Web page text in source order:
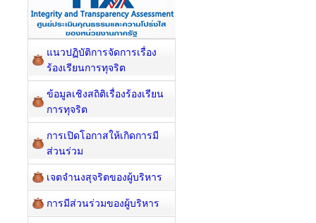
แนวปฏิบัติการจัดการเรื่อง
ร้องเรียนการทุจริต
ข้อมูลเชิงสถิติเรื่องร้องเรียน
การทุจริต
การเปิดโอกาสให้เกิดการมี
ส่วนร่วม
เจตจำนงสุจริตของผู้บริหาร
การมีส่วนร่วมของผู้บริหาร